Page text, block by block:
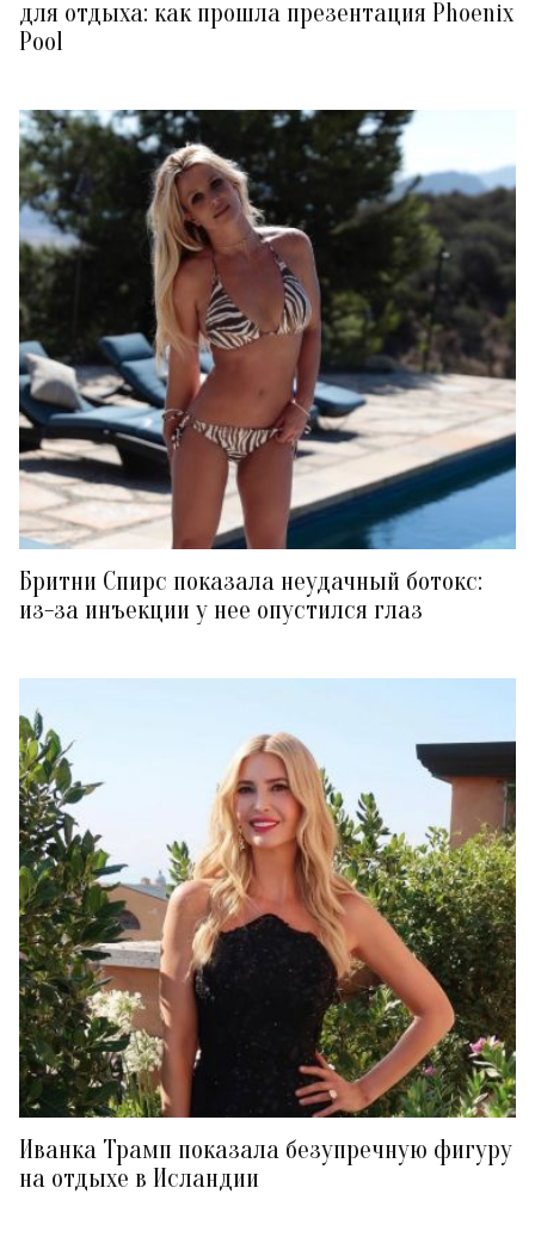
для отдыха: как прошла презентация Phoenix
Pool
Бритни Спирс показала неудачный ботокс:
из-за инъекции у нее опустился глаз
Иванка Трамп показала безупречную фигуру
на отдыхе в Исландии